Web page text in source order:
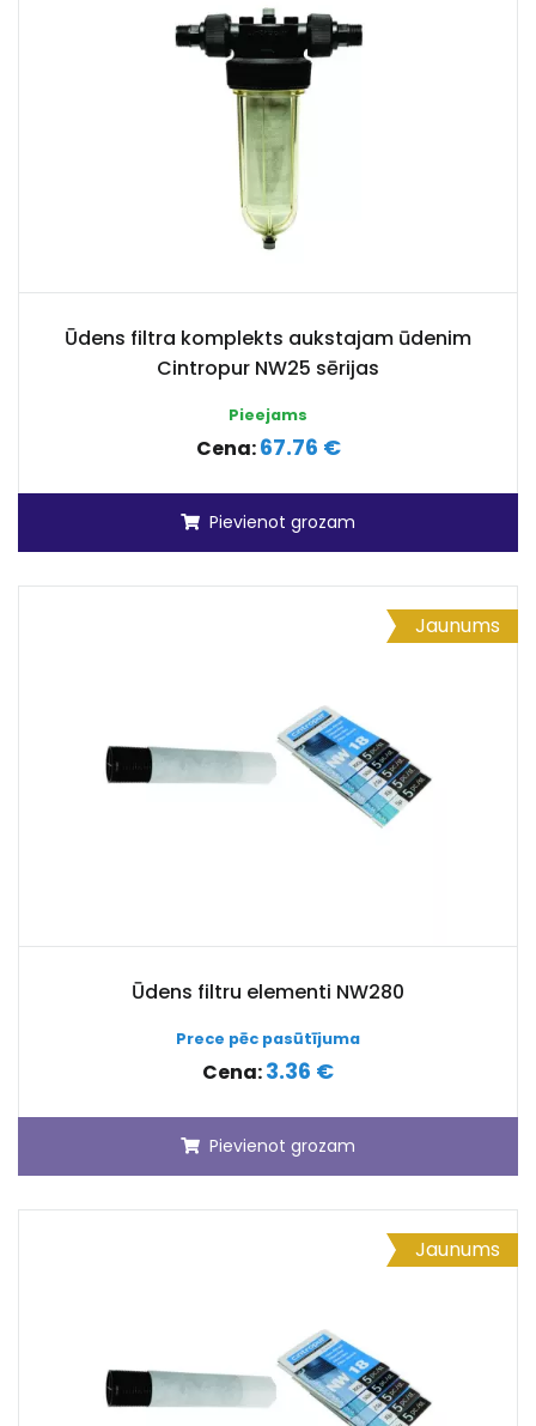
Ūdens filtra komplekts aukstajam ūdenim
Cintropur NW25 sērijas
Pieejams
Cena:67.76 €
Pievienot grozam
Jaunums
Ūdens filtru elementi NW280
Prece pēc pasūtījuma
Cena:3.36 €
Pievienot grozam
Jaunums